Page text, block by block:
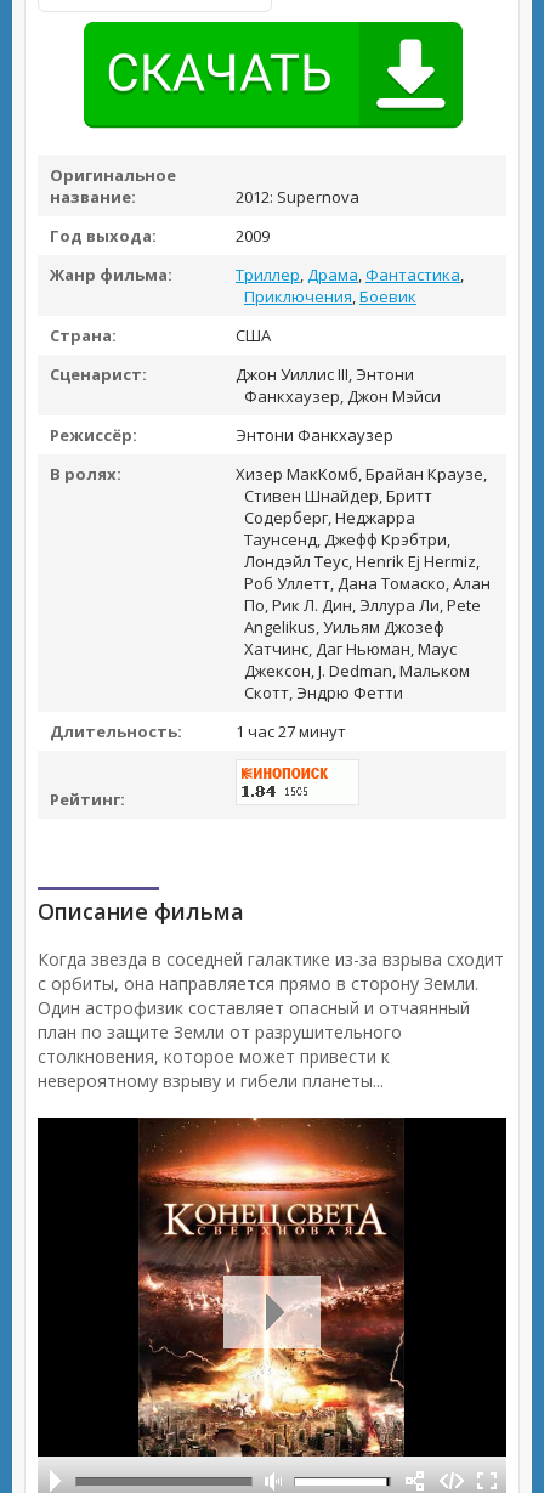
Оригинальное
название:
2012: Supernova
Год выхода:
2009
Жанр фильма:
Триллер,Драма,Фантастика,
Приключения,Боевик
Страна:
США
Сценарист:
Джон Уиллис III, Энтони
Фанкхаузер, Джон Мэйси
Режиссёр:
Энтони Фанкхаузер
В ролях:
Хизер МакКомб, Брайан Краузе,
Стивен Шнайдер, Бритт
Содерберг, Неджарра
Таунсенд, Джефф Крэбтри,
Лондэйл Теус, Henrik Ej Hermiz,
Роб Уллетт, Дана Томаско, Алан
По, Рик Л. Дин, Эллура Ли, Pete
Angelikus, Уильям Джозеф
Хатчинс, Даг Ньюман, Маус
Джексон, J. Dedman, Мальком
Скотт, Эндрю Фетти
Длительность:
1 час 27 минут
Рейтинг:
Описание фильма
Когда звезда в соседней галактике из-за взрыва сходит
с орбиты, она направляется прямо в сторону Земли.
Один астрофизик составляет опасный и отчаянный
план по защите Земли от разрушительного
столкновения, которое может привести к
невероятному взрыву и гибели планеты...